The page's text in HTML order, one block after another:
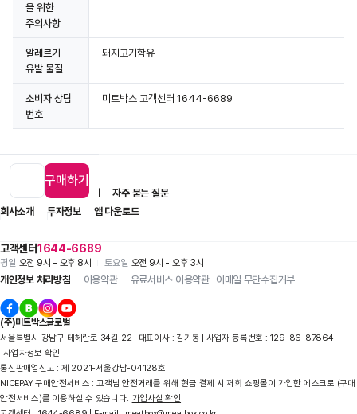
을 위한
주의사항
알레르기
유발 물질
돼지고기함유
소비자 상담
번호
미트박스 고객센터 1644-6689
구매하기
고객센터1644-6689
평일 오전 9시 - 오후 8시 토요일 오전 9시 - 오후 3시
입점 제휴 문의 1:1 문의
자주 묻는 질문
회사소개
투자정보 앱 다운로드
개인정보 처리방침 이용약관 유료서비스 이용약관 이메일 무단수집거부
(주)미트박스글로벌
서울특별시 강남구 테헤란로 34길 22 | 대표이사 : 김기봉 | 사업자 등록번호 : 129-86-87864
사업자정보 확인
통신판매업신고 : 제 2021-서울강남-04128호
NICEPAY 구매안전서비스 : 고객님 안전거래를 위해 현금 결제 시 저희 쇼핑몰이 가입한 에스크로 (구매
안전서비스)를 이용하실 수 있습니다. 가입사실 확인